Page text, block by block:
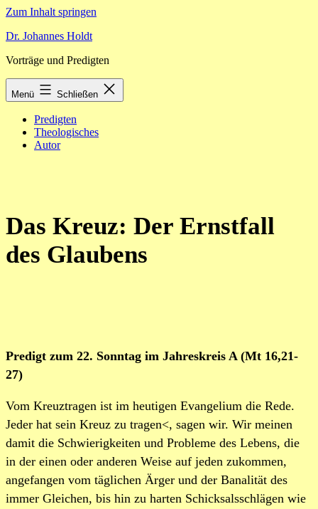
Zum Inhalt springen
Dr. Johannes Holdt
Vorträge und Predigten
Menü Schließen
Predigten
Theologisches
Autor
Das Kreuz: Der Ernstfall
des Glaubens
Predigt zum 22. Sonntag im Jahreskreis A (Mt 16,21-
27)
Vom Kreuztragen ist im heutigen Evangelium die Rede.
Jeder hat sein Kreuz zu tragen<, sagen wir. Wir meinen
damit die Schwierigkeiten und Probleme des Lebens, die
in der einen oder anderen Weise auf jeden zukommen,
angefangen vom täglichen Ärger und der Banalität des
immer Gleichen, bis hin zu harten Schicksalsschlägen wie